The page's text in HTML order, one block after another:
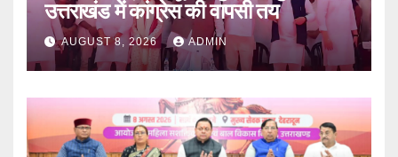
उत्तराखंड में कांग्रेस की वापसी तय
AUGUST 8, 2026 ADMIN